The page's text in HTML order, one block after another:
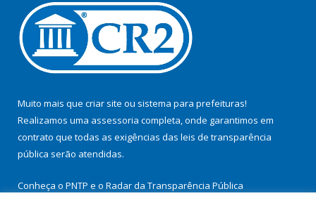
Muito mais que criar site ou sistema para prefeituras!
Realizamos uma assessoria completa, onde garantimos em
contrato que todas as exigências das leis de transparência
pública serão atendidas.
Conheça o PNTP e o Radar da Transparência Pública